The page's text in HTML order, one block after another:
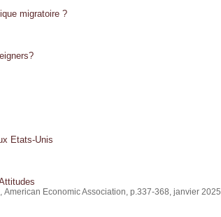
migratoire ?
Etats-Unis
Economic Association, p.337-368, janvier 2025